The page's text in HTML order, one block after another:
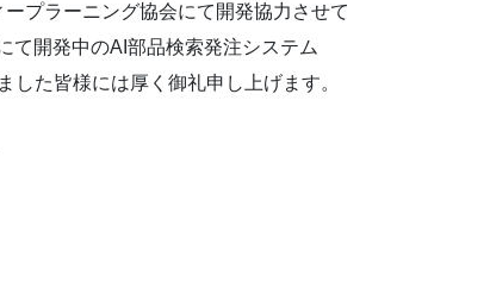
プラーニング協会にて開発協力させて
て開発中のAI部品検索発注システム
した皆様には厚く御礼申し上げます。